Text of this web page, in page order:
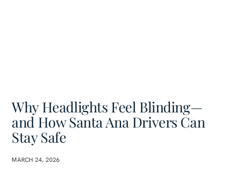
Why Headlights Feel Blinding—
and How Santa Ana Drivers Can
Stay Safe
MARCH 24, 2026